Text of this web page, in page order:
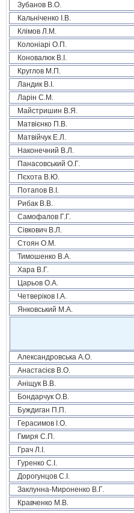
Зубанов В.О.
Кальніченко І.В.
Клімов Л.М.
Колоніарі О.П.
Коновалюк В.І.
Круглов М.П.
Ландик В.І.
Ларін С.М.
Майстришин В.Я.
Матвієнко П.В.
Матвійчук Е.Л.
Наконечний В.Л.
Панасовський О.Г.
Пєхота В.Ю.
Потапов В.І.
Рибак В.В.
Самофалов Г.Г.
Сівкович В.Л.
Стоян О.М.
Тимошенко В.А.
Хара В.Г.
Царьов О.А.
Четверіков І.А.
Янковський М.А.
Александровська А.О.
Анастасієв В.О.
Аніщук В.В.
Бондарчук О.В.
Буждиган П.П.
Герасимов І.О.
Гмиря С.П.
Грач Л.І.
Гуренко С.І.
Дорогунцов С.І.
Заклунна-Мироненко В.Г.
Кравченко М.В.